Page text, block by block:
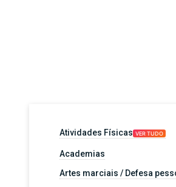
Atividades Físicas VER TUDO
Academias
Artes marciais / Defesa